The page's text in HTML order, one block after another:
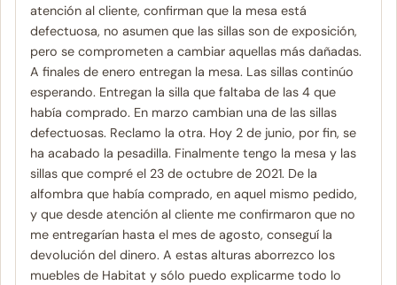
atención al cliente, confirman que la mesa está
defectuosa, no asumen que las sillas son de exposición,
pero se comprometen a cambiar aquellas más dañadas.
A finales de enero entregan la mesa. Las sillas continúo
esperando. Entregan la silla que faltaba de las 4 que
había comprado. En marzo cambian una de las sillas
defectuosas. Reclamo la otra. Hoy 2 de junio, por fin, se
ha acabado la pesadilla. Finalmente tengo la mesa y las
sillas que compré el 23 de octubre de 2021. De la
alfombra que había comprado, en aquel mismo pedido,
y que desde atención al cliente me confirmaron que no
me entregarían hasta el mes de agosto, conseguí la
devolución del dinero. A estas alturas aborrezco los
muebles de Habitat y sólo puedo explicarme todo lo